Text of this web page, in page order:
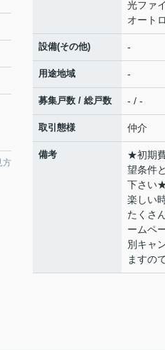
方
光ファ
オート
設備(その他) -
用途地域 -
募集戸数 / 総戸数 - / -
取引態様 仲介
備考
★初期
望条件
下さい
楽しい
たくさ
ームペ
別キャ
ますの